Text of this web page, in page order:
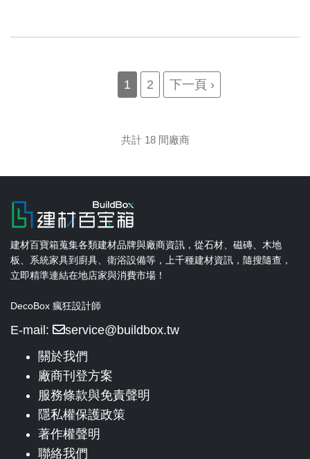
Current
1 Page
2
Next
下一頁 ›
共計 18 間廠商
建材百寶箱蒐集各類建材品牌與廠商資訊，從石材、磁磚、木地
板、系統家具到廚具、衛浴設備等，上千種建材資訊，隨搜隨查，
立即精準連結在地店家與消費市場！
DecoBox 瘋狂設計師
E-mail:
service@buildbox.tw
關於我們
廠商刊登方案
服務條款與免責聲明
隱私權保護政策
著作權聲明
聯絡我們